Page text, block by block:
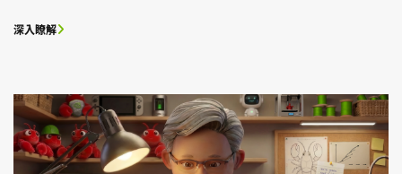
深入瞭解